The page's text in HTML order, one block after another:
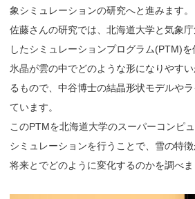
象シミュレーションの研究へと進みます。
佐藤さんの研究では、北海道大学と気象
したシミュレーションプログラム(PTM)を
氷晶が雲の中でどのような形になりやす
るもので、中谷博士の結晶形状モデルや
ています。
このPTMを北海道大学のスーパーコンピ
シミュレーションを行うことで、雪の特
将来とでどのように変化するのかを調べま